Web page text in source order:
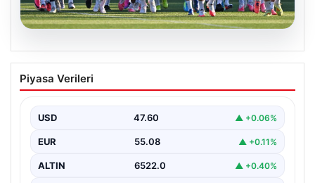
05.08.2026
Fenerbahçe’nin Avrupa kadrosunda
Sturm Graz maçı öncesi değişiklik!
Piyasa Verileri
USD 47.60 ▲ +0.06%
EUR 55.08 ▲ +0.11%
ALTIN 6522.0 ▲ +0.40%